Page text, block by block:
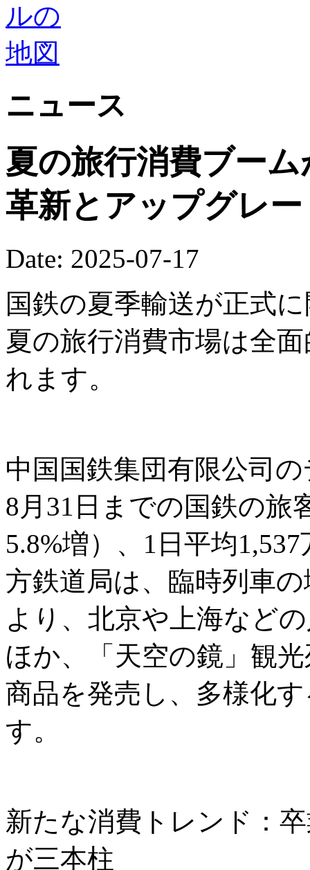
ニュース
夏の旅行消費ブー
革新とアップグレー
Date: 2025-07-17
国鉄の夏季輸送が正式
夏の旅行消費市場は全
れます。
中国国鉄集団有限公司
8月31日までの国鉄の旅
5.8%増）、1日平均
方鉄道局は、臨時列車
より、北京や上海など
ほか、「天空の鏡」観
商品を発売し、多様化
す。
新たな消費トレンド：
が三本柱